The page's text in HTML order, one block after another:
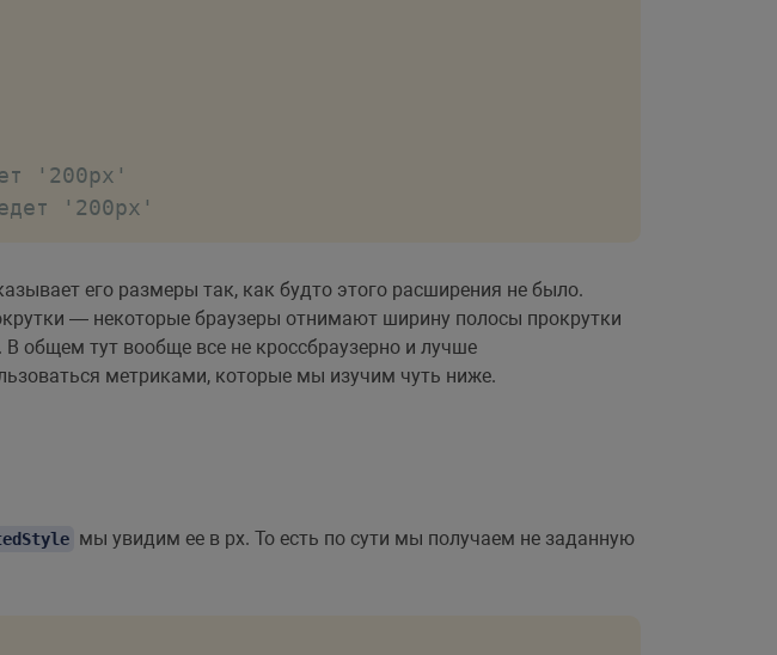
'200px'
'200px'
его размеры так, как будто этого расширения не было.
— некоторые браузеры отнимают ширину полосы прокрутки
общем тут вообще все не кроссбраузерно и лучше
метриками, которые мы изучим чуть ниже.
мы увидим ее в px. То есть по сути мы получаем не заданную